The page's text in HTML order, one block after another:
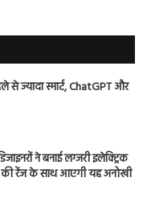
से ज्यादा स्मार्ट, ChatGPT और
ने बनाई लग्जरी इलेक्ट्रिक
की रेंज के साथ आएगी यह अनोखी